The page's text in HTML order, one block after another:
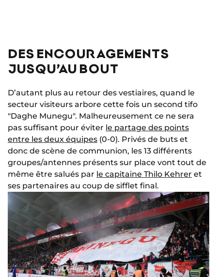
DES ENCOURAGEMENTS
JUSQU’AU BOUT
D’autant plus au retour des vestiaires, quand le
secteur visiteurs arbore cette fois un second tifo
"Daghe Munegu". Malheureusement ce ne sera
pas suffisant pour éviter le partage des points
entre les deux équipes (0-0). Privés de buts et
donc de scène de communion, les 13 différents
groupes/antennes présents sur place vont tout de
même être salués par le capitaine Thilo Kehrer et
ses partenaires au coup de sifflet final.